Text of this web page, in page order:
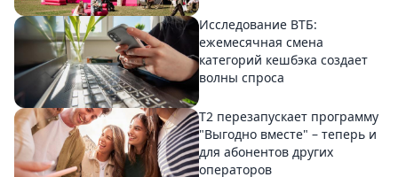
Исследование ВТБ:
ежемесячная смена
категорий кешбэка создает
волны спроса
Т2 перезапускает программу
"Выгодно вместе" – теперь и
для абонентов других
операторов